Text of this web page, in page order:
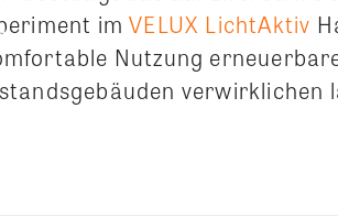
imVELUX LichtAktiv
Nutzung
verwirklichen